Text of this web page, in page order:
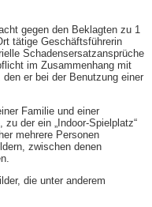
gegen den Beklagten zu 1
tätige Geschäftsführerin
Schadensersatzansprüche
im Zusammenhang mit
er bei der Benutzung einer
Familie und einer
der ein „Indoor-Spielplatz“
mehrere Personen
zwischen denen
die unter anderem